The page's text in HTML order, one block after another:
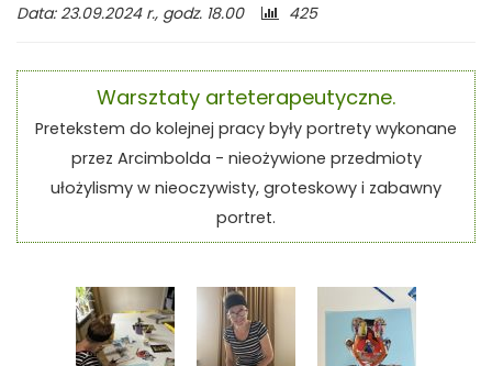
Data: 23.09.2024 r., godz. 18.00
Liczba
425
Warsztaty arteterapeutyczne.
Pretekstem do kolejnej pracy były portrety wykonane
przez Arcimbolda - nieożywione przedmioty
ułożylismy w nieoczywisty, groteskowy i zabawny
portret.